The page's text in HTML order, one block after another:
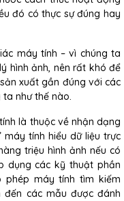
đó có thực sự đúng hay
máy tính – vì chúng ta
hình ảnh, nên rất khó để
xuất gần đúng với các
như thế nào.
là thuộc về nhận dạng
máy tính hiểu dữ liệu trực
triệu hình ảnh nếu có
dụng các kỹ thuật phần
phép máy tính tìm kiếm
các mẫu được đánh